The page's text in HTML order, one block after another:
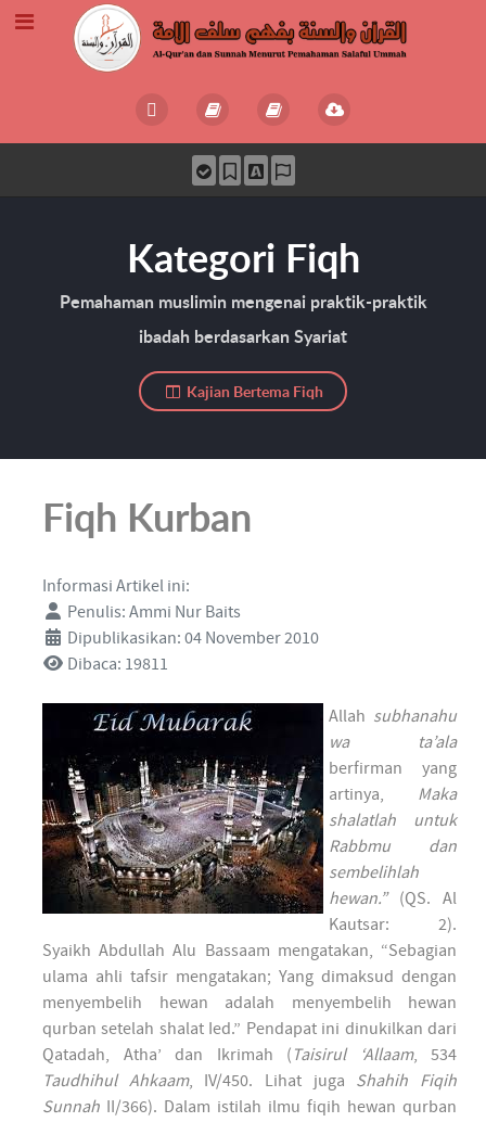
Kategori Fiqh
Pemahaman muslimin mengenai praktik-praktik
ibadah berdasarkan Syariat
Kajian Bertema Fiqh
Fiqh Kurban
Informasi Artikel ini:
Penulis: Ammi Nur Baits
Dipublikasikan: 04 November 2010
Dibaca: 19811
Allah subhanahu
wa ta’ala
berfirman yang
artinya, Maka
shalatlah untuk
Rabbmu dan
sembelihlah
hewan.”(QS. Al
Kautsar: 2).
Syaikh Abdullah Alu Bassaam mengatakan, “Sebagian
ulama ahli tafsir mengatakan; Yang dimaksud dengan
menyembelih hewan adalah menyembelih hewan
qurban setelah shalat Ied.” Pendapat ini dinukilkan dari
Qatadah, Atha’ dan Ikrimah ( Taisirul ‘Allaam, 534
Taudhihul Ahkaam, IV/450. Lihat juga Shahih Fiqih
Sunnah II/366). Dalam istilah ilmu fiqih hewan qurban